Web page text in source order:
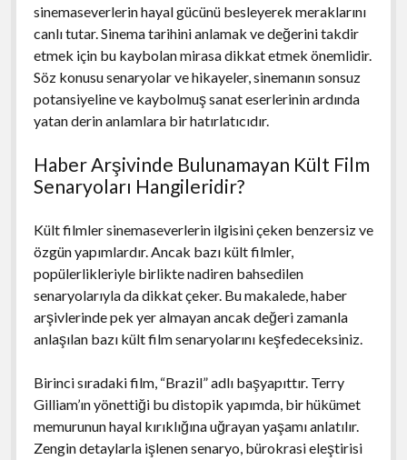
sinemaseverlerin hayal gücünü besleyerek meraklarını
canlı tutar. Sinema tarihini anlamak ve değerini takdir
etmek için bu kaybolan mirasa dikkat etmek önemlidir.
Söz konusu senaryolar ve hikayeler, sinemanın sonsuz
potansiyeline ve kaybolmuş sanat eserlerinin ardında
yatan derin anlamlara bir hatırlatıcıdır.
Haber Arşivinde Bulunamayan Kült Film
Senaryoları Hangileridir?
Kült filmler sinemaseverlerin ilgisini çeken benzersiz ve
özgün yapımlardır. Ancak bazı kült filmler,
popülerlikleriyle birlikte nadiren bahsedilen
senaryolarıyla da dikkat çeker. Bu makalede, haber
arşivlerinde pek yer almayan ancak değeri zamanla
anlaşılan bazı kült film senaryolarını keşfedeceksiniz.
Birinci sıradaki film, “Brazil” adlı başyapıttır. Terry
Gilliam’ın yönettiği bu distopik yapımda, bir hükümet
memurunun hayal kırıklığına uğrayan yaşamı anlatılır.
Zengin detaylarla işlenen senaryo, bürokrasi eleştirisi